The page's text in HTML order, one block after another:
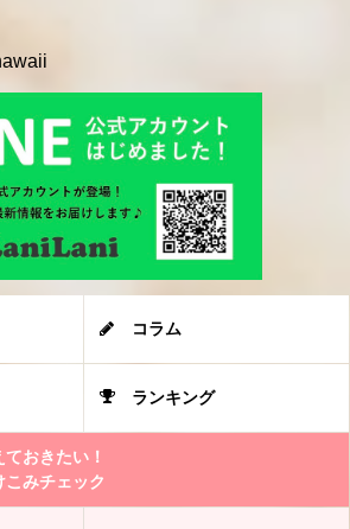
コラム
ランキング
おきたい！
みチェック